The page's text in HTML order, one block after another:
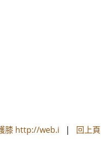
膝 http://web.i | 回上頁